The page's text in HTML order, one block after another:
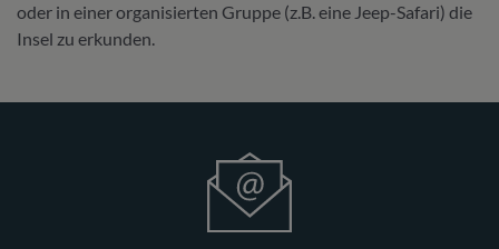
oder in einer organisierten Gruppe (z.B. eine Jeep-Safari) die
Insel zu erkunden.